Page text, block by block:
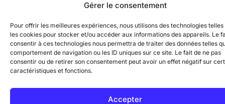
Gérer le consentement
Pour offrir les meilleures expériences, nous utilisons des technologies telles
les cookies pour stocker et/ou accéder aux informations des appareils. Le
consentir à ces technologies nous permettra de traiter des données telles
comportement de navigation ou les ID uniques sur ce site. Le fait de ne pas
consentir ou de retirer son consentement peut avoir un effet négatif sur
caractéristiques et fonctions.
Accepter